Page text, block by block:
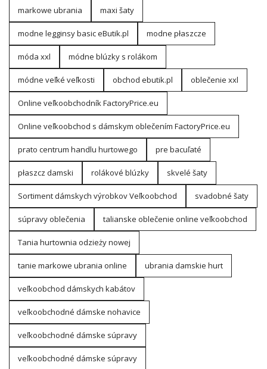
markowe ubrania maxi šaty
modne legginsy basic eButik.pl modne płaszcze
móda xxl módne blúzky s rolákom
módne veľké veľkosti obchod ebutik.pl oblečenie xxl
Online veľkoobchodník FactoryPrice.eu
Online veľkoobchod s dámskym oblečením FactoryPrice.eu
prato centrum handlu hurtowego pre bacuľaté
płaszcz damski rolákové blúzky skvelé šaty
Sortiment dámskych výrobkov Veľkoobchod svadobné šaty
súpravy oblečenia talianske oblečenie online veľkoobchod
Tania hurtownia odzieży nowej
tanie markowe ubrania online ubrania damskie hurt
veľkoobchod dámskych kabátov
veľkoobchodné dámske nohavice
veľkoobchodné dámske súpravy
veľkoobchodné dámske súpravy